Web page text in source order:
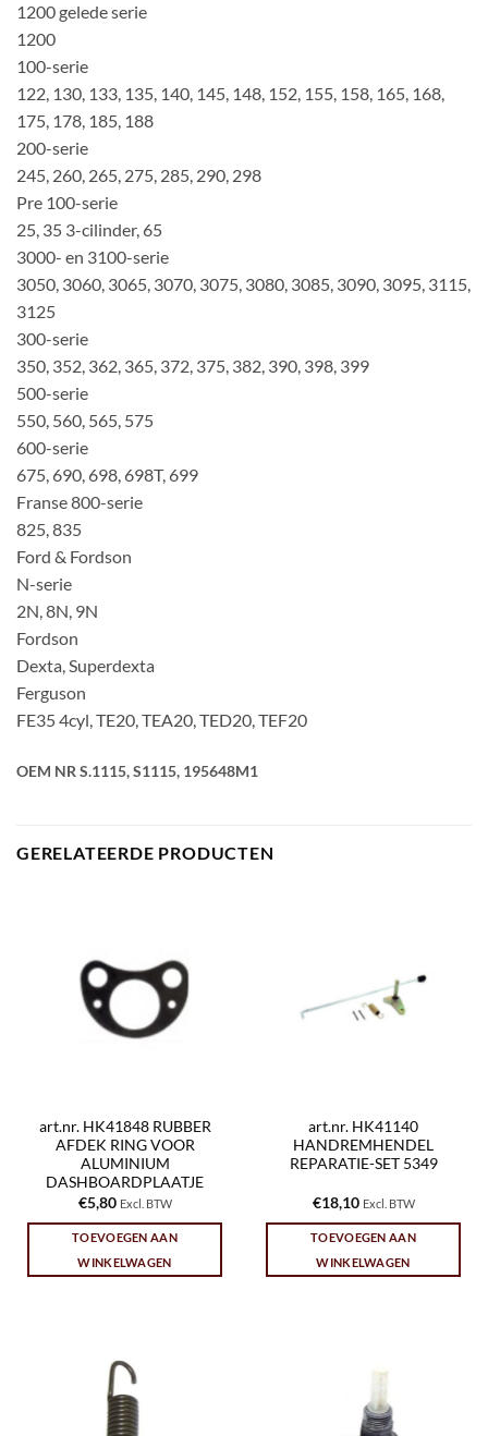
1200 gelede serie
1200
100-serie
122, 130, 133, 135, 140, 145, 148, 152, 155, 158, 165, 168,
175, 178, 185, 188
200-serie
245, 260, 265, 275, 285, 290, 298
Pre 100-serie
25, 35 3-cilinder, 65
3000- en 3100-serie
3050, 3060, 3065, 3070, 3075, 3080, 3085, 3090, 3095, 3115,
3125
300-serie
350, 352, 362, 365, 372, 375, 382, ​​390, 398, 399
500-serie
550, 560, 565, 575
600-serie
675, 690, 698, 698T, 699
Franse 800-serie
825, 835
Ford & Fordson
N-serie
2N, 8N, 9N
Fordson
Dexta, Superdexta
Ferguson
FE35 4cyl, TE20, TEA20, TED20, TEF20
OEM NR S.1115, S1115, 195648M1
GERELATEERDE PRODUCTEN
art.nr. HK41848 RUBBER
AFDEK RING VOOR
ALUMINIUM
DASHBOARDPLAATJE
€5,80 Excl. BTW
TOEVOEGEN AAN
WINKELWAGEN
art.nr. HK41140
HANDREMHENDEL
REPARATIE-SET 5349
€18,10 Excl. BTW
TOEVOEGEN AAN
WINKELWAGEN